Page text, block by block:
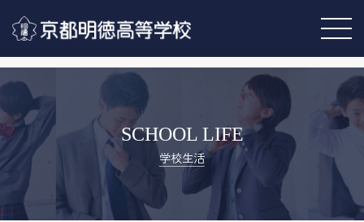
SCHOOL LIFE
学校生活